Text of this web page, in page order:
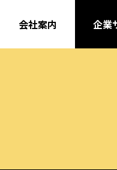
会社案内 企業